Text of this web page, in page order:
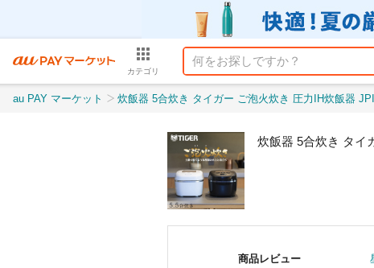
カテゴリ
au PAY マーケット 炊飯器 5合炊き タイガー ご泡火炊き 圧力IH炊飯器 JPI-S10N タイガー魔法
商品レビュー